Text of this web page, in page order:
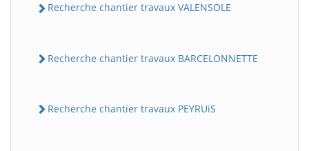
Recherche chantier travaux VALENSOLE
Recherche chantier travaux BARCELONNETTE
Recherche chantier travaux PEYRUiS